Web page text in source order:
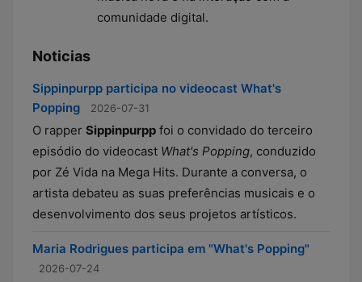
comunidade digital.
Noticias
Sippinpurpp participa no videocast What's
Popping
2026-07-31
O rapper Sippinpurpp foi o convidado do terceiro
episódio do videocast What's Popping, conduzido
por Zé Vida na Mega Hits. Durante a conversa, o
artista debateu as suas preferências musicais e o
desenvolvimento dos seus projetos artísticos.
Maria Rodrigues participa em "What's Popping"
2026-07-24